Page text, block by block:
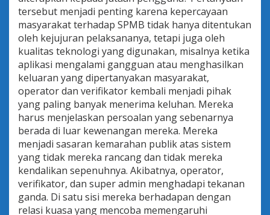
tersebut menjadi penting karena kepercayaan
masyarakat terhadap SPMB tidak hanya ditentukan
oleh kejujuran pelaksananya, tetapi juga oleh
kualitas teknologi yang digunakan, misalnya ketika
aplikasi mengalami gangguan atau menghasilkan
keluaran yang dipertanyakan masyarakat,
operator dan verifikator kembali menjadi pihak
yang paling banyak menerima keluhan. Mereka
harus menjelaskan persoalan yang sebenarnya
berada di luar kewenangan mereka. Mereka
menjadi sasaran kemarahan publik atas sistem
yang tidak mereka rancang dan tidak mereka
kendalikan sepenuhnya. Akibatnya, operator,
verifikator, dan super admin menghadapi tekanan
ganda. Di satu sisi mereka berhadapan dengan
relasi kuasa yang mencoba memengaruhi